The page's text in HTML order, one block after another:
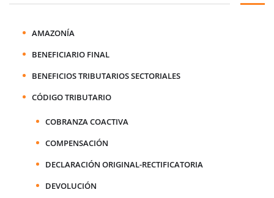
AMAZONÍA
BENEFICIARIO FINAL
BENEFICIOS TRIBUTARIOS SECTORIALES
CÓDIGO TRIBUTARIO
COBRANZA COACTIVA
COMPENSACIÓN
DECLARACIÓN ORIGINAL-RECTIFICATORIA
DEVOLUCIÓN